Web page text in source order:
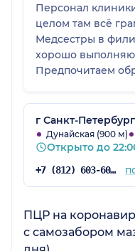
Персонал
целом там всё
Медсестры в
хорошо
Предпочитаем
г Санкт-
Дунайская (900 м)
Открыто до
+7 (812) 603-60-42
ПЦР на
с самозабором